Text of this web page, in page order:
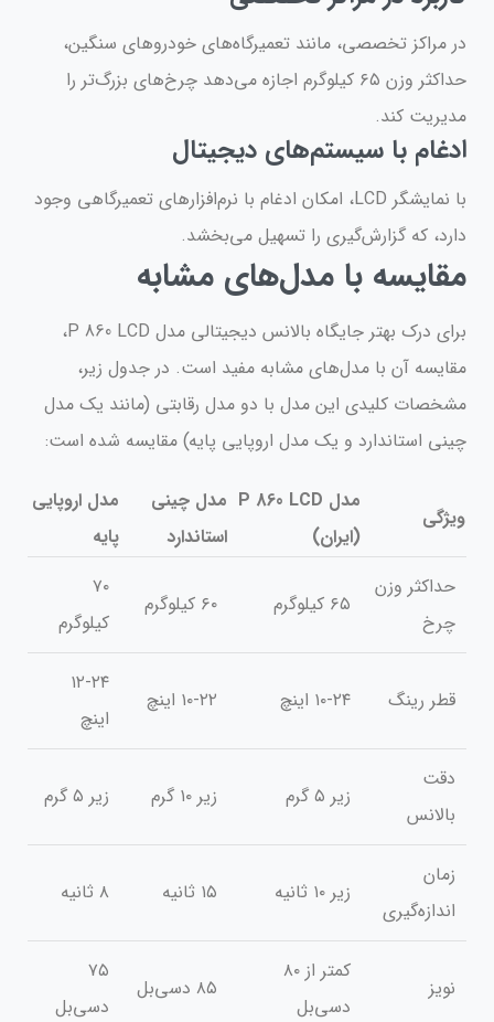
در مراکز تخصصی، مانند تعمیرگاه‌های خودروهای سنگین،
حداکثر وزن ۶۵ کیلوگرم اجازه می‌دهد چرخ‌های بزرگ‌تر را
مدیریت کند.
ادغام با سیستم‌های دیجیتال
با نمایشگر LCD، امکان ادغام با نرم‌افزارهای تعمیرگاهی وجود
دارد، که گزارش‌گیری را تسهیل می‌بخشد.
مقایسه با مدل‌های مشابه
برای درک بهتر جایگاه بالانس دیجیتالی مدل P 860 LCD،
مقایسه آن با مدل‌های مشابه مفید است. در جدول زیر،
مشخصات کلیدی این مدل با دو مدل رقابتی (مانند یک مدل
چینی استاندارد و یک مدل اروپایی پایه) مقایسه شده است:
ویژگی
مدل P 860 LCD
(ایران)
مدل چینی
استاندارد
مدل اروپایی
پایه
حداکثر وزن
چرخ
۶۵ کیلوگرم ۶۰ کیلوگرم
۷۰
کیلوگرم
قطر رینگ ۱۰-۲۴ اینچ ۱۰-۲۲ اینچ
۱۲-۲۴
اینچ
دقت
بالانس
زیر ۵ گرم زیر ۱۰ گرم زیر ۵ گرم
زمان
اندازه‌گیری
زیر ۱۰ ثانیه ۱۵ ثانیه ۸ ثانیه
نویز
کمتر از ۸۰
دسی‌بل
۸۵ دسی‌بل
۷۵
دسی‌بل